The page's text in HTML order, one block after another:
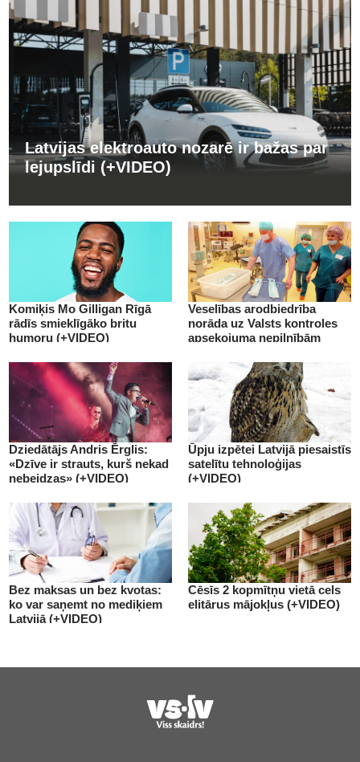
Latvijas elektroauto nozarē ir bažas par
lejupslīdi (+VIDEO)
Komiķis Mo Gilligan Rīgā
rādīs smieklīgāko britu
humoru (+VIDEO)
Veselības arodbiedrība
norāda uz Valsts kontroles
apsekojuma nepilnībām
Dziedātājs Andris Ērglis:
«Dzīve ir strauts, kurš nekad
nebeidzas» (+VIDEO)
Ūpju izpētei Latvijā piesaistīs
satelītu tehnoloģijas
(+VIDEO)
Bez maksas un bez kvotas:
ko var saņemt no mediķiem
Latvijā (+VIDEO)
Cēsīs 2 kopmītņu vietā cels
elitārus mājokļus (+VIDEO)